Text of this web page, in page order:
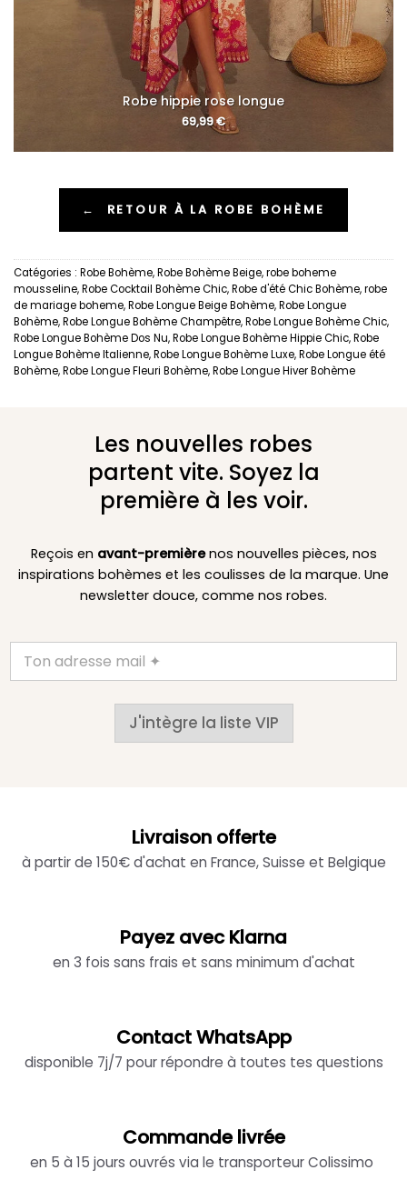
Robe hippie rose longue
69,99€
← RETOUR À LA ROBE BOHÈME
Catégories : Robe Bohème,Robe Bohème Beige,robe boheme
mousseline,Robe Cocktail Bohème Chic,Robe d'été Chic Bohème,robe
de mariage boheme,Robe Longue Beige Bohème,Robe Longue
Bohème,Robe Longue Bohème Champêtre,Robe Longue Bohème Chic,
Robe Longue Bohème Dos Nu,Robe Longue Bohème Hippie Chic,Robe
Longue Bohème Italienne,Robe Longue Bohème Luxe,Robe Longue été
Bohème,Robe Longue Fleuri Bohème,Robe Longue Hiver Bohème
Les nouvelles robes
partent vite. Soyez la
première à les voir.
Reçois en avant-premièrenos nouvelles pièces, nos
inspirations bohèmes et les coulisses de la marque. Une
newsletter douce, comme nos robes.
J'intègre la liste VIP
Livraison offerte
à partir de 150€ d'achat en France, Suisse et Belgique
Payez avec Klarna
en 3 fois sans frais et sans minimum d'achat
Contact WhatsApp
disponible 7j/7 pour répondre à toutes tes questions
Commande livrée
en 5 à 15 jours ouvrés via le transporteur Colissimo